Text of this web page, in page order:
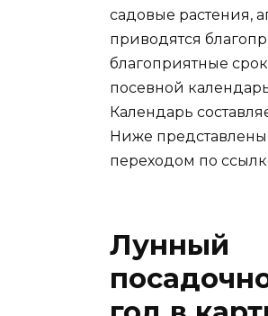
садовые растения,
приводятся
благоприятные
посевной
Календарь
Ниже представлены
переходом по
Лунный